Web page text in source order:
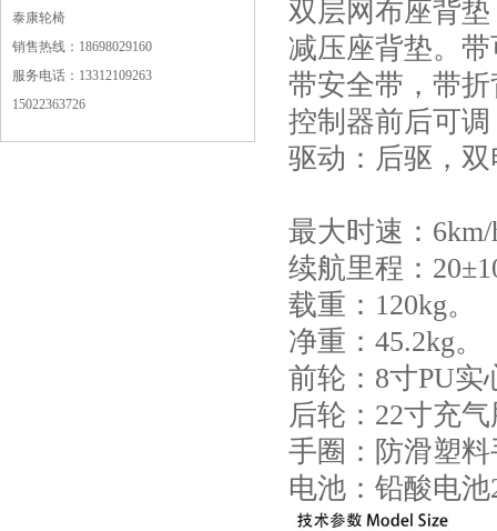
泰康轮椅
销售热线：18698029160
服务电话：13312109263
15022363726
双层网布座背
减压座背垫。
带安全带，带
控制器前后可
驱动：后驱，
最大时速：
续航里程：
载重：120kg。
净重：45.2kg。
前轮：8寸PU实
后轮：22寸充
手圈：防滑塑
电池：铅酸电